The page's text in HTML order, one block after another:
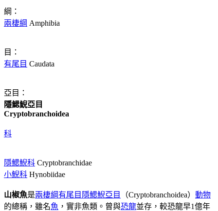
綱：
兩棲綱 Amphibia
目：
有尾目 Caudata
亞目：
隱鰓鯢亞目
Cryptobranchoidea
科
隱鰓鯢科 Cryptobranchidae
小鯢科 Hynobiidae
山椒魚是兩棲綱有尾目 隱鰓鯢亞目 （Cryptobranchoidea） 動物
的總稱，雖名魚 ，實非魚類。曾與恐龍並存，較恐龍早1億年